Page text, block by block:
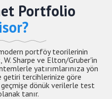
Portfolio
portföy teorilerinin
Sharpe ve Elton/Gruber'in
yatırımlarınıza yön
getiri tercihlerinize göre
dönük verilerle test
tanır.